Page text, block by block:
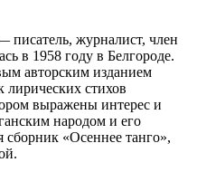
писатель, журналист, член
в 1958 году в Белгороде.
авторским изданием
стихов
выражены интерес и
народом и его
сборник «Осеннее танго»,